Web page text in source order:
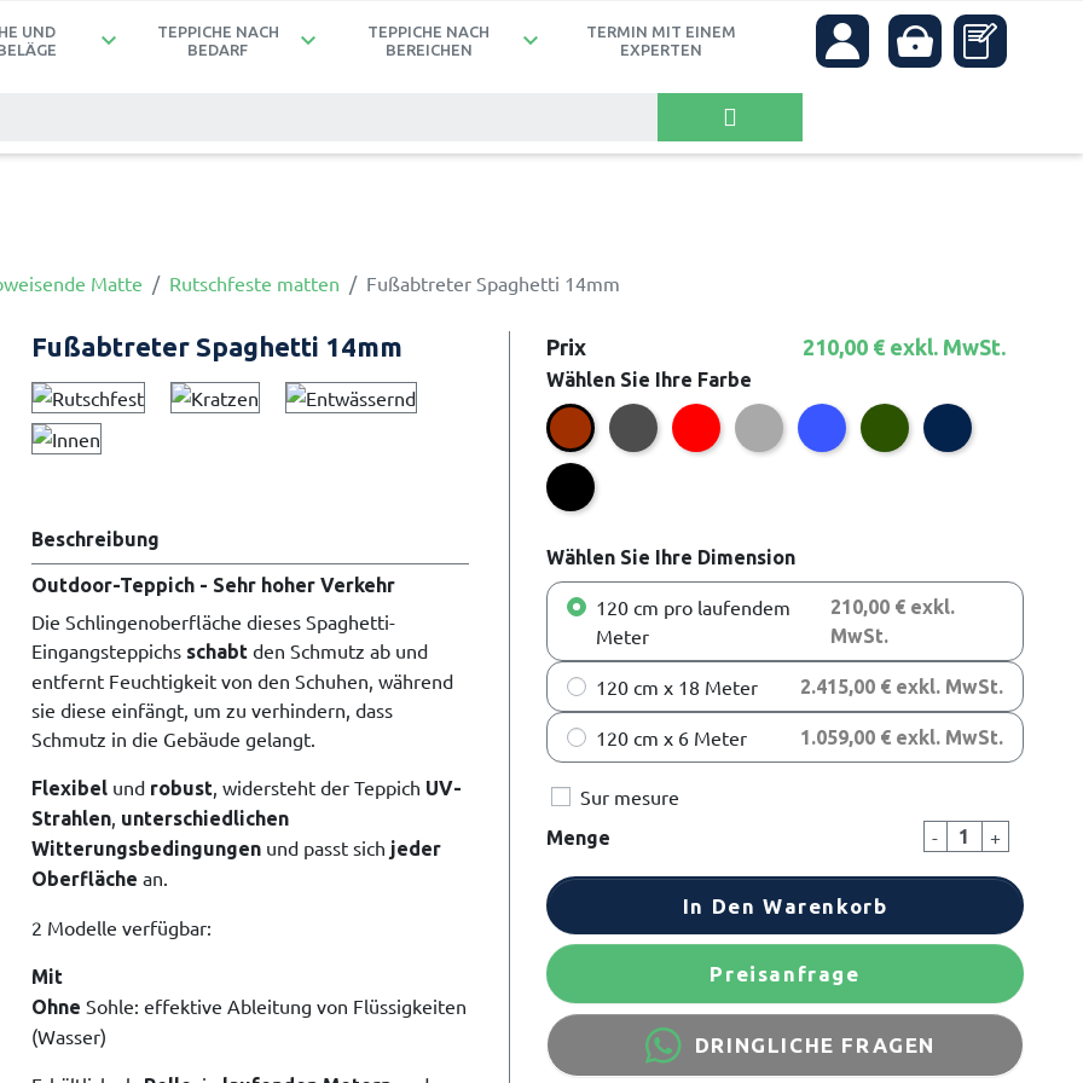
UND
keyboard_arrow_down
TEPPICHE NACH
BEDARF
keyboard_arrow_down
TEPPICHE NACH
BEREICHEN
keyboard_arrow_down
TERMIN MIT EINEM
EXPERTEN
Matte Rutschfeste matten Fußabtreter Spaghetti 14mm
Fußabtreter Spaghetti 14mm
Beschreibung
Outdoor-Teppich - Sehr hoher Verkehr
Die Schlingenoberfläche dieses Spaghetti-
Eingangsteppichs schabt den Schmutz ab und
entfernt Feuchtigkeit von den Schuhen, während
sie diese einfängt, um zu verhindern, dass
Schmutz in die Gebäude gelangt.
Flexibel und robust, widersteht der Teppich UV-
Strahlen, unterschiedlichen
Witterungsbedingungen und passt sich jeder
Oberfläche an.
2 Modelle verfügbar:
Mit
Ohne Sohle: effektive Ableitung von Flüssigkeiten
(Wasser)
Prix 210,00 € exkl. MwSt.
Wählen Sie Ihre Farbe
Braun Anthrazit
Rot Grau Blau Grün Marineblau
Schwarz
Wählen Sie Ihre Dimension
120 cm pro laufendem
Meter
210,00 € exkl.
MwSt.
120 cm x 18 Meter 2.415,00 € exkl. MwSt.
120 cm x 6 Meter 1.059,00 € exkl. MwSt.
Sur mesure
Menge - +
In Den Warenkorb
Preisanfrage
DRINGLICHE FRAGEN